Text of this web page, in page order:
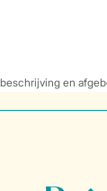
en